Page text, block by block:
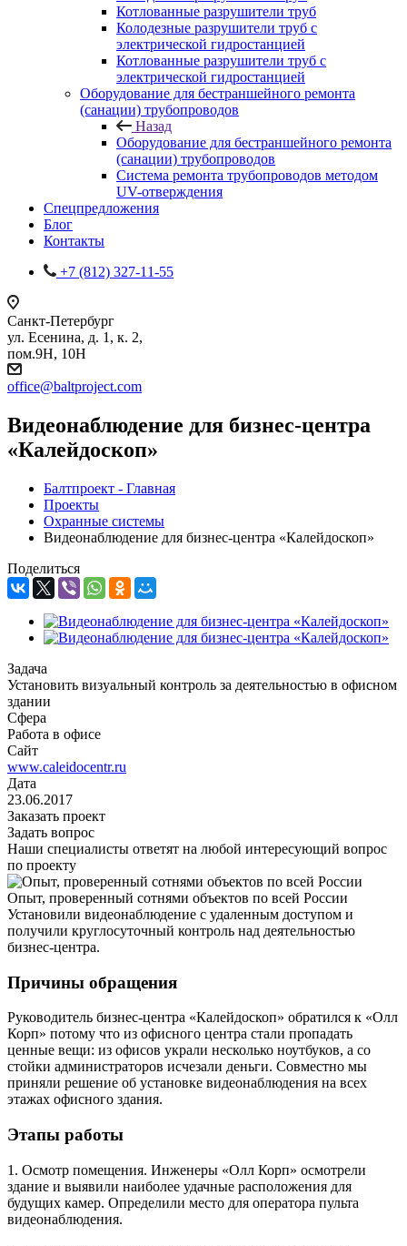
Котлованные разрушители труб
Колодезные разрушители труб с
электрической гидростанцией
Котлованные разрушители труб с
электрической гидростанцией
Оборудование для бестраншейного ремонта
(санации) трубопроводов
Назад
Оборудование для бестраншейного ремонта
(санации) трубопроводов
Система ремонта трубопроводов методом
UV-отверждения
Спецпредложения
Блог
Контакты
+7 (812) 327-11-55
Санкт-Петербург
ул. Есенина, д. 1, к. 2,
пом.9Н, 10Н
office@baltproject.com
Видеонаблюдение для бизнес-центра
«Калейдоскоп»
Балтпроект - Главная
Проекты
Охранные системы
Видеонаблюдение для бизнес-центра «Калейдоскоп»
Поделиться
Задача
Установить визуальный контроль за деятельностью в офисном
здании
Сфера
Работа в офисе
Сайт
www.caleidocentr.ru
Дата
23.06.2017
Заказать проект
Задать вопрос
Наши специалисты ответят на любой интересующий вопрос
по проекту
Опыт, проверенный сотнями объектов по всей России
Установили видеонаблюдение с удаленным доступом и
получили круглосуточный контроль над деятельностью
бизнес-центра.
Причины обращения
Руководитель бизнес-центра «Калейдоскоп» обратился к «Олл
Корп» потому что из офисного центра стали пропадать
ценные вещи: из офисов украли несколько ноутбуков, а со
стойки администраторов исчезали деньги. Совместно мы
приняли решение об установке видеонаблюдения на всех
этажах офисного здания.
Этапы работы
1. Осмотр помещения. Инженеры «Олл Корп» осмотрели
здание и выявили наиболее удачные расположения для
будущих камер. Определили место для оператора пульта
видеонаблюдения.